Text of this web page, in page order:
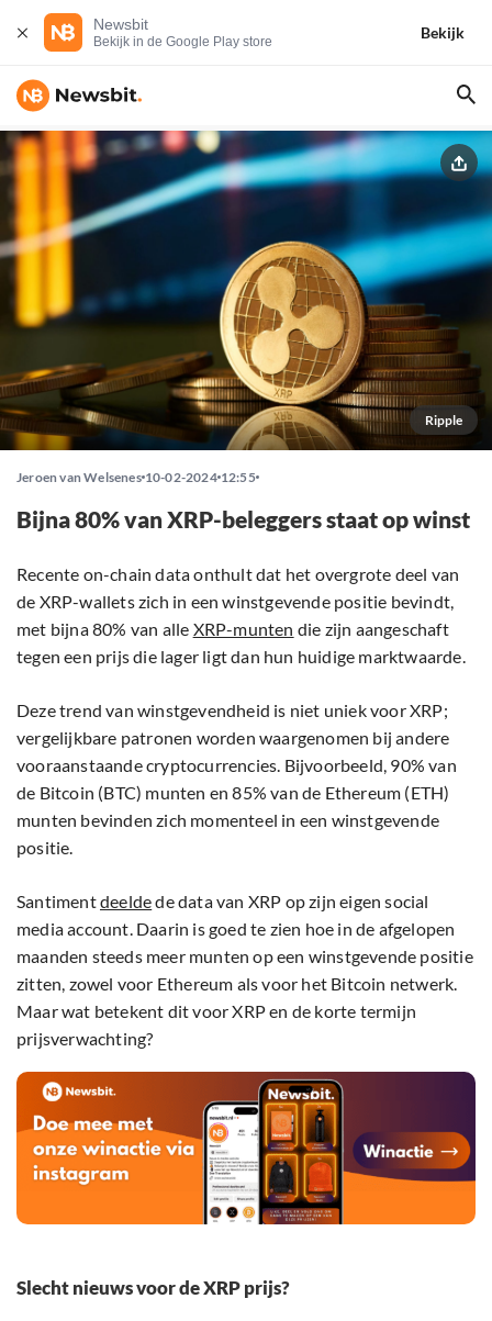
Newsbit
Bekijk in de Google Play store
Bekijk
Ripple
Jeroen van Welsenes 10-02-2024 12:55
Bijna 80% van XRP-beleggers staat op winst
Recente on-chain data onthult dat het overgrote deel van
de XRP-wallets zich in een winstgevende positie bevindt,
met bijna 80% van alle XRP-munten die zijn aangeschaft
tegen een prijs die lager ligt dan hun huidige marktwaarde.
Deze trend van winstgevendheid is niet uniek voor XRP;
vergelijkbare patronen worden waargenomen bij andere
vooraanstaande cryptocurrencies. Bijvoorbeeld, 90% van
de Bitcoin (BTC) munten en 85% van de Ethereum (ETH)
munten bevinden zich momenteel in een winstgevende
positie.
Santimentdeeldede data van XRP op zijn eigen social
media account. Daarin is goed te zien hoe in de afgelopen
maanden steeds meer munten op een winstgevende positie
zitten, zowel voor Ethereum als voor het Bitcoin netwerk.
Maar wat betekent dit voor XRP en de korte termijn
prijsverwachting?
Slecht nieuws voor de XRP prijs?